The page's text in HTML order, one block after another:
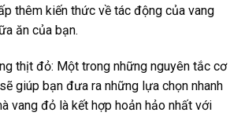
thêm kiến thức về tác động của vang
ăn của bạn.
thịt đỏ: Một trong những nguyên tắc cơ
giúp bạn đưa ra những lựa chọn nhanh
vang đỏ là kết hợp hoản hảo nhất với